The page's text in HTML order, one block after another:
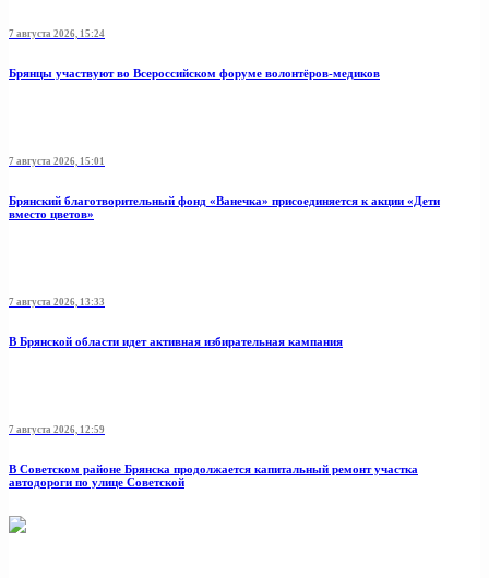
7 августа 2026, 15:24
Брянцы участвуют во Всероссийском форуме волонтёров-медиков
7 августа 2026, 15:01
Брянский благотворительный фонд «Ванечка» присоединяется к акции «Дети
вместо цветов»
7 августа 2026, 13:33
В Брянской области идет активная избирательная кампания
7 августа 2026, 12:59
В Советском районе Брянска продолжается капитальный ремонт участка
автодороги по улице Советской